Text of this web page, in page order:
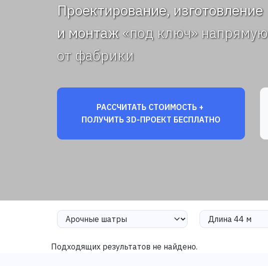
Проектирование, изготовление
и монтаж«под ключ» напрямую
от фабрики
РАССЧИТАТЬ СТОИМОСТЬ +
ПОЛУЧИТЬ 3D-ПРОЕКТ БЕСПЛАТНО
Подходящих результатов не найдено.